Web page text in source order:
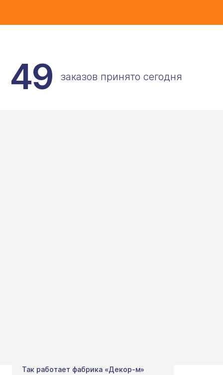
49 заказов принято сегодня
Так работает фабрика «Декор-м»